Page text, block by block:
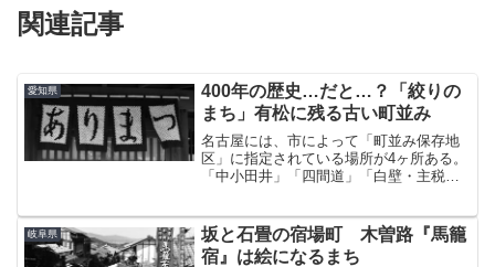
関連記事
愛知県
400年の歴史…だと…？「絞りの
まち」有松に残る古い町並み
名古屋には、市によって「町並み保存地
区」に指定されている場所が4ヶ所ある。
「中小田井」「四間道」「白壁・主税・
の、毎回時間が足りなくて連敗続きだっ
た有松が重伝建（重要伝統...
岐阜県
坂と石畳の宿場町 木曽路『馬籠
宿』は絵になるまち